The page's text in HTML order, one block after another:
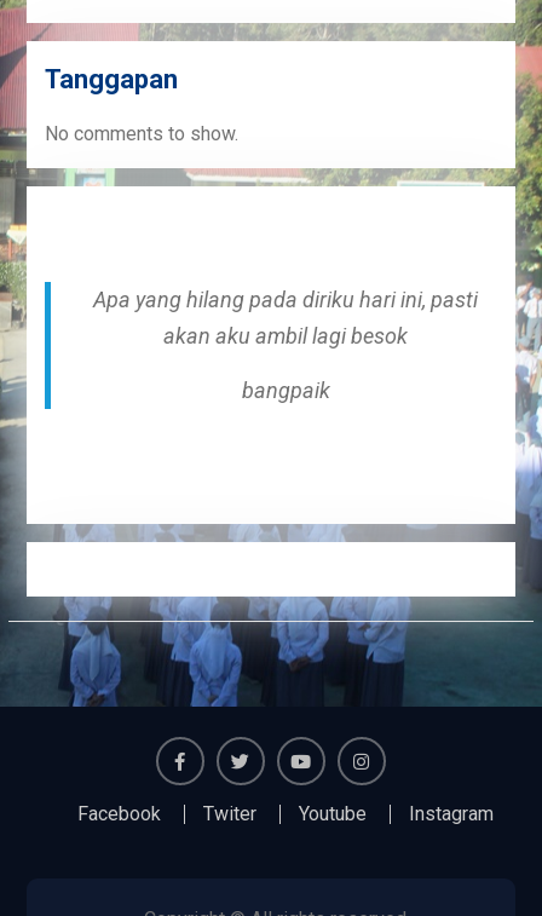
Tanggapan
No comments to show.
Apa yang hilang pada diriku hari ini, pasti
akan aku ambil lagi besok
bangpaik
FacebookTwiter Instagram
Facebook Twiter Youtube Instagram